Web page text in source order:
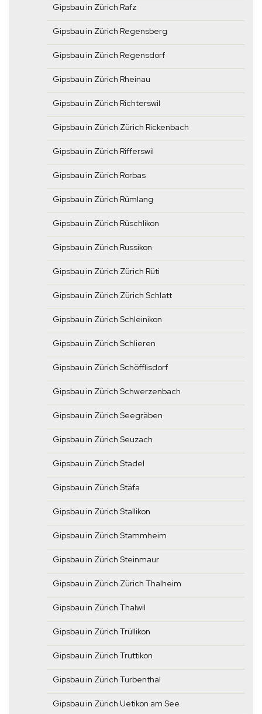
Gipsbau in Zürich Rafz
Gipsbau in Zürich Regensberg
Gipsbau in Zürich Regensdorf
Gipsbau in Zürich Rheinau
Gipsbau in Zürich Richterswil
Gipsbau in Zürich Zürich Rickenbach
Gipsbau in Zürich Rifferswil
Gipsbau in Zürich Rorbas
Gipsbau in Zürich Rümlang
Gipsbau in Zürich Rüschlikon
Gipsbau in Zürich Russikon
Gipsbau in Zürich Zürich Rüti
Gipsbau in Zürich Zürich Schlatt
Gipsbau in Zürich Schleinikon
Gipsbau in Zürich Schlieren
Gipsbau in Zürich Schöfflisdorf
Gipsbau in Zürich Schwerzenbach
Gipsbau in Zürich Seegräben
Gipsbau in Zürich Seuzach
Gipsbau in Zürich Stadel
Gipsbau in Zürich Stäfa
Gipsbau in Zürich Stallikon
Gipsbau in Zürich Stammheim
Gipsbau in Zürich Steinmaur
Gipsbau in Zürich Zürich Thalheim
Gipsbau in Zürich Thalwil
Gipsbau in Zürich Trüllikon
Gipsbau in Zürich Truttikon
Gipsbau in Zürich Turbenthal
Gipsbau in Zürich Uetikon am See